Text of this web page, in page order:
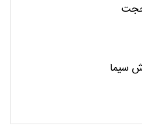
حجت
سیما